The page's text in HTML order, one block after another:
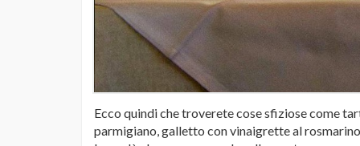
Ecco quindi che troverete cose sfiziose come
parmigiano, galletto con vinaigrette al